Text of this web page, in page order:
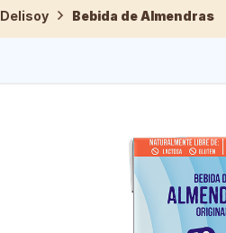
Delisoy Bebida de Almendras